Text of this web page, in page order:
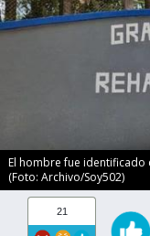
El hombre fue identificado
(Foto: Archivo/Soy502)
21